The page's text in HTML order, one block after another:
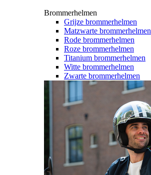
Brommerhelmen
Grijze brommerhelmen
Matzwarte brommerhelmen
Rode brommerhelmen
Roze brommerhelmen
Titanium brommerhelmen
Witte brommerhelmen
Zwarte brommerhelmen